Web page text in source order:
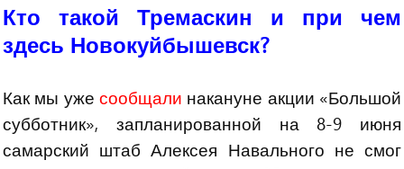
Кто такой Тремаскин и при чем
здесь Новокуйбышевск?
Как мы уже сообщали накануне акции «Большой
субботник», запланированной на 8-9 июня
самарский штаб Алексея Навального не смог